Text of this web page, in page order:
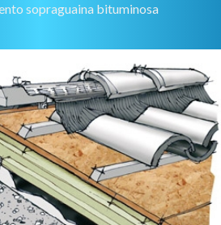
sopraguaina bituminosa